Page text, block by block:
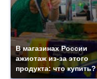
В магазинах России
ажиотаж из-за этого
продукта: что купить?